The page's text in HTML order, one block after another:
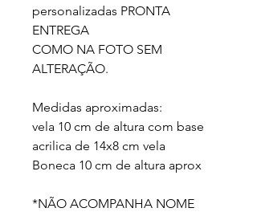
personalizadas PRONTA
ENTREGA
COMO NA FOTO SEM
ALTERAÇÃO.
Medidas aproximadas:
vela 10 cm de altura com base
acrilica de 14x8 cm vela
Boneca 10 cm de altura aprox
*NÃO ACOMPANHA NOME